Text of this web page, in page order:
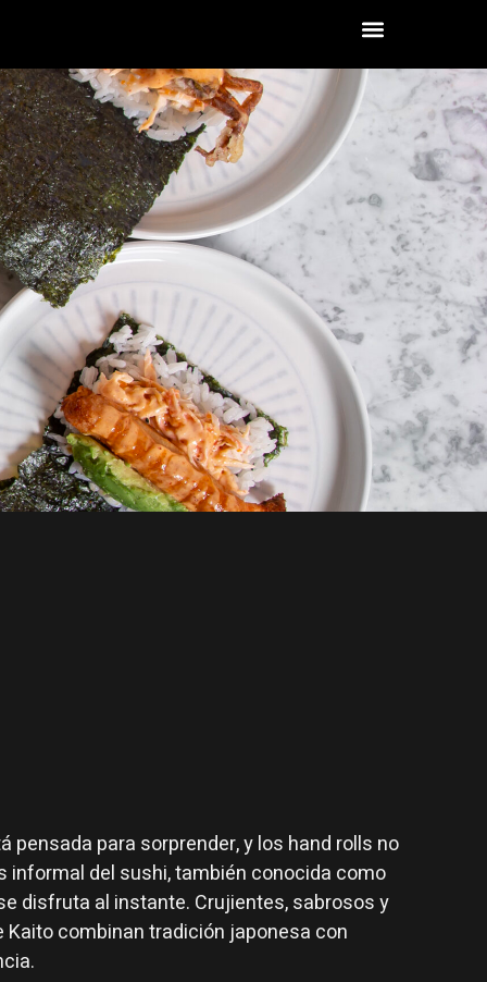
pensada para sorprender, y los hand rolls no
informal del sushi, también conocida como
disfruta al instante. Crujientes, sabrosos y
combinan tradición japonesa con